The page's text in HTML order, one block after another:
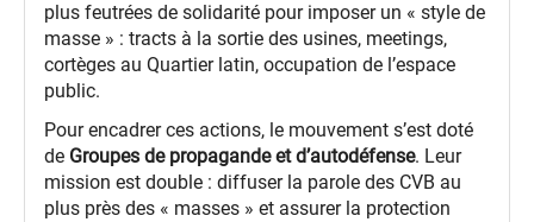
plus feutrées de solidarité pour imposer un « style de
masse » : tracts à la sortie des usines, meetings,
cortèges au Quartier latin, occupation de l’espace
public.
Pour encadrer ces actions, le mouvement s’est doté
de Groupes de propagande et d’autodéfense. Leur
mission est double : diffuser la parole des CVB au
plus près des « masses » et assurer la protection